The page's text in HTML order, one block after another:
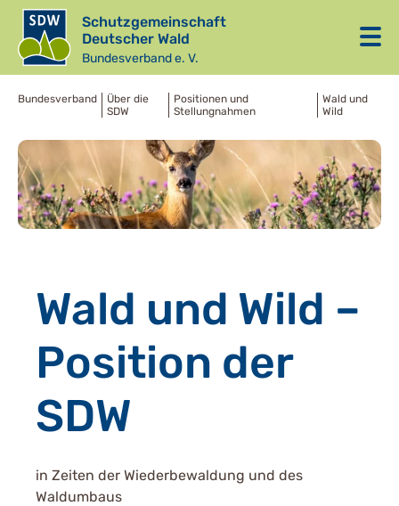
Schutzgemeinschaft
Deutscher Wald
Bundesverband e. V.
Bundesverband
Über die
SDW
Positionen und
Stellungnahmen
Wald und
Wild
Wald und Wild –
Position der
SDW
in Zeiten der Wiederbewaldung und des
Waldumbaus